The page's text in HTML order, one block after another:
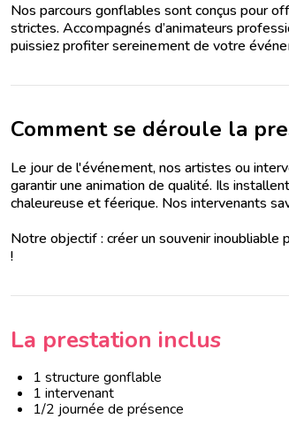
Nos parcours gonflables sont conçus pour
strictes. Accompagnés d’animateurs
puissiez profiter sereinement de votre
Comment se déroule la
Le jour de l'événement, nos artistes ou
garantir une animation de qualité. Ils
chaleureuse et féerique. Nos intervenants
Notre objectif : créer un souvenir
!
La prestation inclus
1 structure gonflable
1 intervenant
1/2 journée de présence